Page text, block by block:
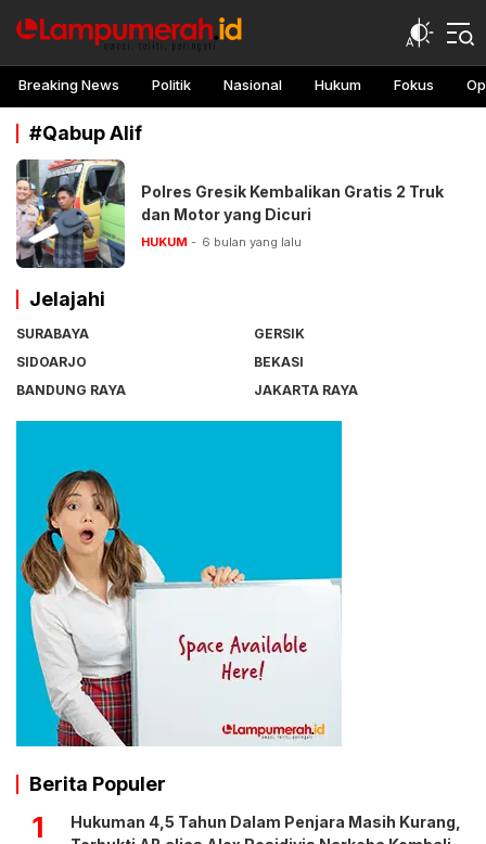
lampu merah
Awasi, teliti, peringati
Breaking News Politik Nasional Hukum Fokus
#Qabup Alif
Polres Gresik Kembalikan Gratis 2 Truk
dan Motor yang Dicuri
HUKUM 6 bulan yang lalu
Jelajahi
SURABAYA
GERSIK
SIDOARJO
BEKASI
BANDUNG RAYA
JAKARTA RAYA
Berita Populer
1
Hukuman 4,5 Tahun Dalam Penjara Masih Kurang,